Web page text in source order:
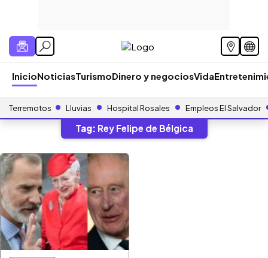
InicioNoticiasTurismoDinero y negociosVida
Terremotos Lluvias Hospital Rosales Empleos El Salvador
Tag: Rey Felipe de Bélgica